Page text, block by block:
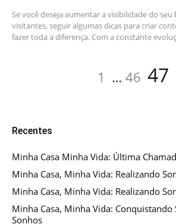
Se você deseja aumentar a visibilidade do seu
visitantes, seguir algumas dicas para criar
fazer toda a diferença. Com a constante
Page
1 … Page
46 47
Recentes
Minha Casa Minha Vida: Última
Minha Casa, Minha Vida: Realizando
Minha Casa, Minha Vida: Realizando
Minha Casa, Minha Vida: Conquistando
Sonhos